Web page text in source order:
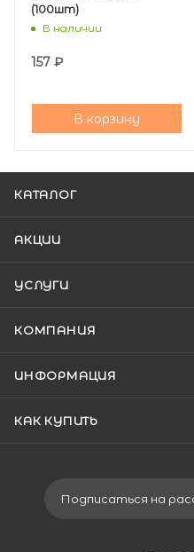
(100шт)
В наличии
157 ₽
В корзину
КАТАЛОГ
АКЦИИ
УСЛУГИ
КОМПАНИЯ
ИНФОРМАЦИЯ
КАК КУПИТЬ
Подписаться на